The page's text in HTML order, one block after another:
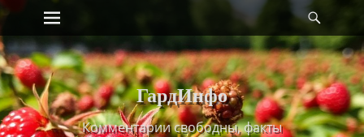
Skip
content
Primary Menu
ГардИнфо
Комментарии свободны, факты